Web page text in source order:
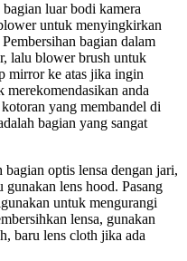
luar bodi kamera
untuk menyingkirkan
bagian dalam
lalu blower brush untuk
mirror ke atas jika ingin
merekomendasikan anda
yang membandel di
bagian yang sangat
optis lensa dengan jari,
lens hood. Pasang
untuk mengurangi
lensa, gunakan
baru lens cloth jika ada